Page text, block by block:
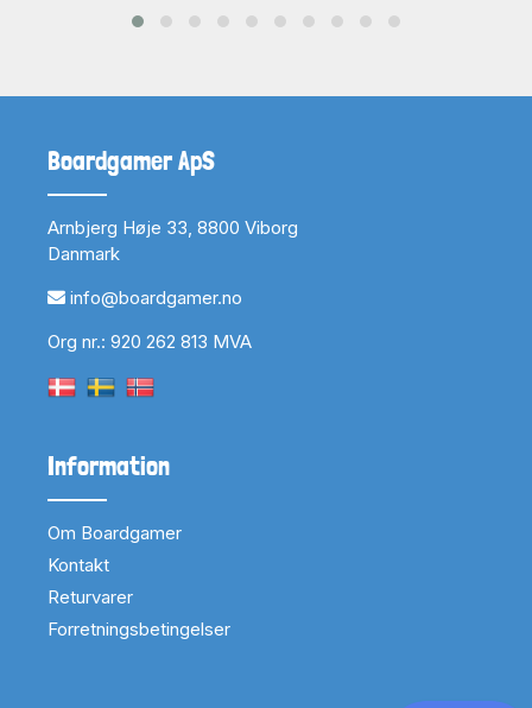
Boardgamer ApS
Arnbjerg Høje 33, 8800 Viborg
Danmark
info@boardgamer.no
Org nr.: 920 262 813 MVA
Information
Om Boardgamer
Kontakt
Returvarer
Forretningsbetingelser